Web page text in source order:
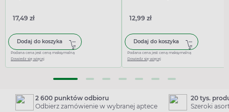
17,49 zł
Dodaj do koszyka
Podana cena jest ceną maksymalną
Dowiedz się więcej
12,99 zł
Dodaj do koszyka
Podana cena jest ceną maksymalną
Dowiedz się więcej
2 600 punktów odbioru
Odbierz zamówienie w wybranej aptece
20 tys.
Szeroki